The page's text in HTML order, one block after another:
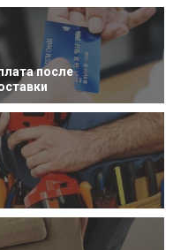
после